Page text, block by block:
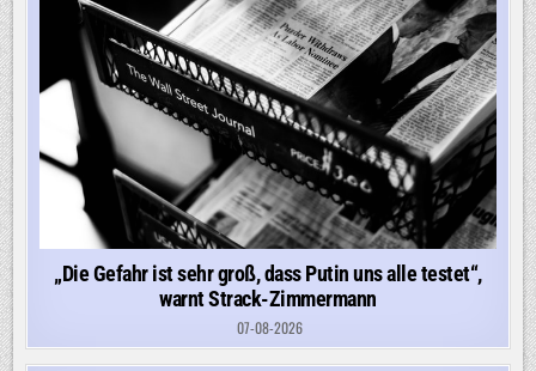
„Die Gefahr ist sehr groß, dass Putin uns alle testet“,
warnt Strack-Zimmermann
07-08-2026